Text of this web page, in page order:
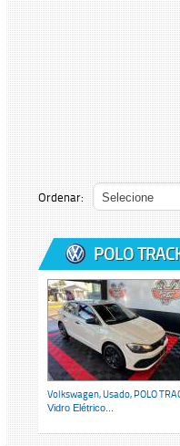
Ordenar:
POLO
Volkswagen, Usado, POLO
Vidro Elétrico...